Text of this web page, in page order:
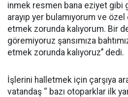
inmek resmen bana eziyet gibi
arayıp yer bulamıyorum ve
etmek zorunda kalıyorum. Bir
göremiyoruz şansımıza
etmek zorunda kalıyoruz’’ dedi.
İşlerini halletmek için çarşıya
vatandaş ‘‘ bazı otoparklar ilk